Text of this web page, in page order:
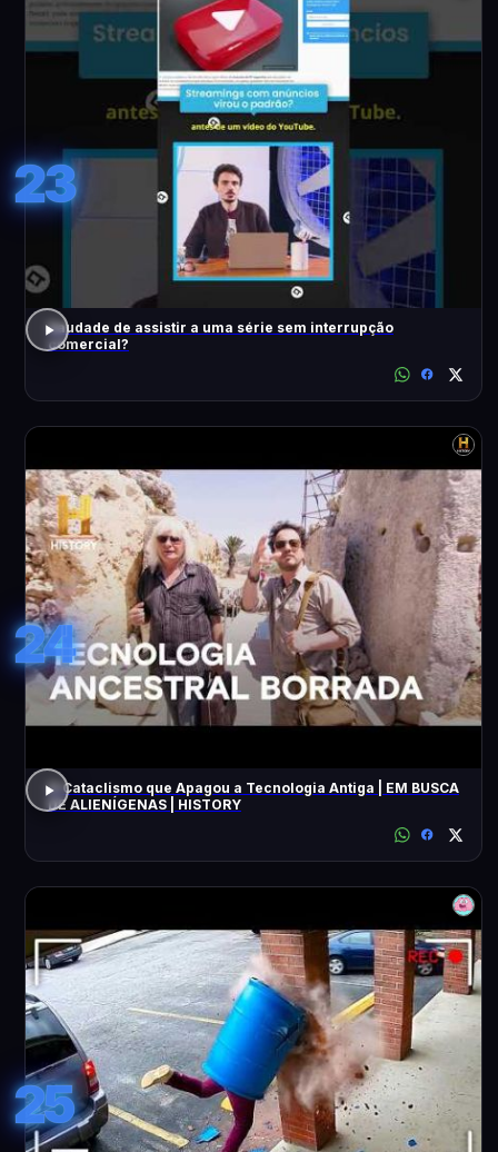
23
Saudade de assistir a uma série sem interrupção
comercial?
24
O Cataclismo que Apagou a Tecnologia Antiga | EM BUSCA
DE ALIENÍGENAS | HISTORY
25